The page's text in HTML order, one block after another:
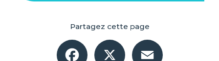
Partagez cette page
Facebook